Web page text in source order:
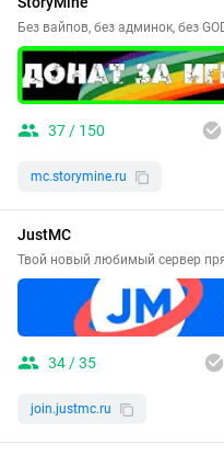
Без вайпов, без админок, без
37 / 150
mc.storymine.ru
JustMC
Твой новый любимый сервер
34 / 35
join.justmc.ru